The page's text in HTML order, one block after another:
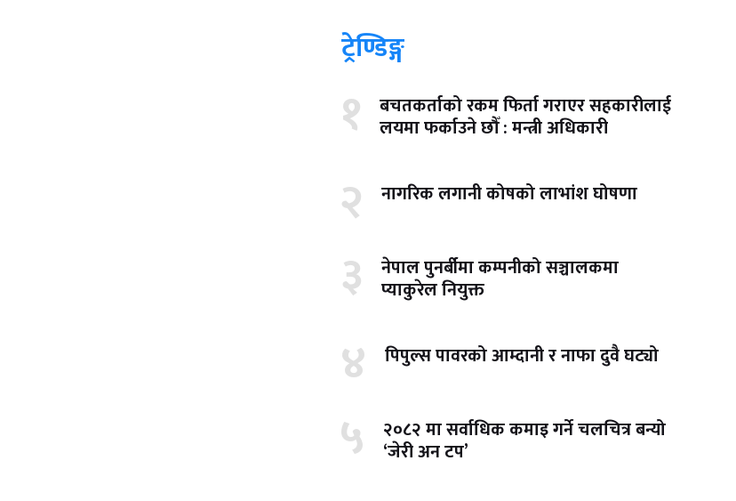
ट्रेण्डिङ्ग
१ बचतकर्ताको रकम फिर्ता गराएर सहकारीलाई
लयमा फर्काउने छौँ : मन्त्री अधिकारी
२ नागरिक लगानी कोषको लाभांश घोषणा
३ नेपाल पुनर्बीमा कम्पनीको सञ्चालकमा
प्याकुरेल नियुक्त
४ पिपुल्स पावरको आम्दानी र नाफा दुवै घट्यो
५ २०८२ मा सर्वाधिक कमाइ गर्ने चलचित्र बन्यो
‘जेरी अन टप’